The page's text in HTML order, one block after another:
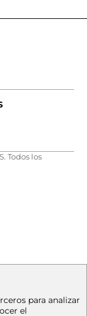
Todos los
para analizar
el